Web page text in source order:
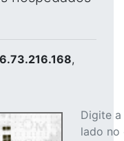
,
Digite
lado no